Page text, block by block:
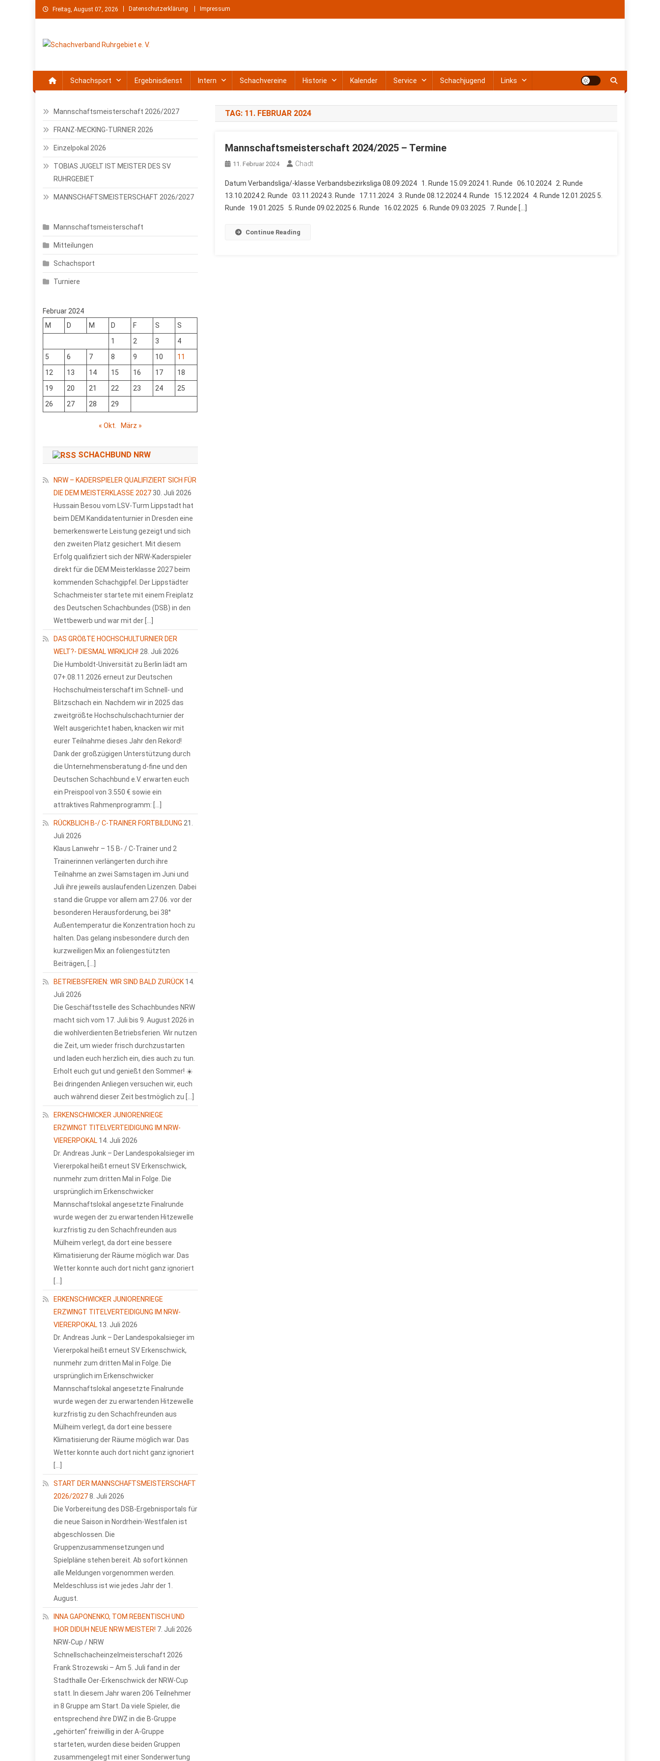
Skip
to
Freitag, August 07, 2026 Datenschutzerklärung Impressum
Schachsport Ergebnisdienst Intern Schachvereine Historie Kalender Service Schachjugend Links
TAG: 11. FEBRUAR 2024
Mannschaftsmeisterschaft 2024/2025 – Termine
11. Februar 2024 Chadt
Datum Verbandsliga/-klasse Verbandsbezirksliga 08.09.2024 1. Runde 15.09.2024 1. Runde 06.10.2024 2. Runde
13.10.2024 2. Runde 03.11.2024 3. Runde 17.11.2024 3. Runde 08.12.2024 4. Runde 15.12.2024 4. Runde 12.01.2025 5.
Runde 19.01.2025 5. Runde 09.02.2025 6. Runde 16.02.2025 6. Runde 09.03.2025 7. Runde […]
Continue Reading
Mannschaftsmeisterschaft 2026/2027
FRANZ-MECKING-TURNIER 2026
Einzelpokal 2026
TOBIAS JUGELT IST MEISTER DES SV
RUHRGEBIET
MANNSCHAFTSMEISTERSCHAFT 2026/2027
Mannschaftsmeisterschaft
Mitteilungen
Schachsport
Turniere
Februar 2024
M
D M D F S
S
1
2 3
4
5
6 7 8 9 10
11
12
13 14 15 16 17
18
19
20 21 22 23 24
25
26
27 28 29
« Okt. März »
SCHACHBUND NRW
NRW – KADERSPIELER QUALIFIZIERT SICH FÜR
DIE DEM MEISTERKLASSE 2027 30. Juli 2026
Hussain Besou vom LSV-Turm Lippstadt hat
beim DEM Kandidatenturnier in Dresden eine
bemerkenswerte Leistung gezeigt und sich
den zweiten Platz gesichert. Mit diesem
Erfolg qualifiziert sich der NRW-Kaderspieler
direkt für die DEM Meisterklasse 2027 beim
kommenden Schachgipfel. Der Lippstädter
Schachmeister startete mit einem Freiplatz
des Deutschen Schachbundes (DSB) in den
Wettbewerb und war mit der […]
DAS GRÖßTE HOCHSCHULTURNIER DER
WELT?- DIESMAL WIRKLICH! 28. Juli 2026
Die Humboldt-Universität zu Berlin lädt am
07+.08.11.2026 erneut zur Deutschen
Hochschulmeisterschaft im Schnell- und
Blitzschach ein. Nachdem wir in 2025 das
zweitgrößte Hochschulschachturnier der
Welt ausgerichtet haben, knacken wir mit
eurer Teilnahme dieses Jahr den Rekord!
Dank der großzügigen Unterstützung durch
die Unternehmensberatung d-fine und den
Deutschen Schachbund e.V. erwarten euch
ein Preispool von 3.550 € sowie ein
attraktives Rahmenprogramm: […]
RÜCKBLICH B-/ C-TRAINER FORTBILDUNG 21.
Juli 2026
Klaus Lanwehr – 15 B- / C-Trainer und 2
Trainerinnen verlängerten durch ihre
Teilnahme an zwei Samstagen im Juni und
Juli ihre jeweils auslaufenden Lizenzen. Dabei
stand die Gruppe vor allem am 27.06. vor der
besonderen Herausforderung, bei 38°
Außentemperatur die Konzentration hoch zu
halten. Das gelang insbesondere durch den
kurzweiligen Mix an foliengestützten
Beiträgen, […]
BETRIEBSFERIEN: WIR SIND BALD ZURÜCK 14.
Juli 2026
Die Geschäftsstelle des Schachbundes NRW
macht sich vom 17. Juli bis 9. August 2026 in
die wohlverdienten Betriebsferien. Wir nutzen
die Zeit, um wieder frisch durchzustarten
und laden euch herzlich ein, dies auch zu tun.
Erholt euch gut und genießt den Sommer! ☀️
Bei dringenden Anliegen versuchen wir, euch
auch während dieser Zeit bestmöglich zu […]
ERKENSCHWICKER JUNIORENRIEGE
ERZWINGT TITELVERTEIDIGUNG IM NRW-
VIERERPOKAL 14. Juli 2026
Dr. Andreas Junk – Der Landespokalsieger im
Viererpokal heißt erneut SV Erkenschwick,
nunmehr zum dritten Mal in Folge. Die
ursprünglich im Erkenschwicker
Mannschaftslokal angesetzte Finalrunde
wurde wegen der zu erwartenden Hitzewelle
kurzfristig zu den Schachfreunden aus
Mülheim verlegt, da dort eine bessere
Klimatisierung der Räume möglich war. Das
Wetter konnte auch dort nicht ganz ignoriert
[…]
ERKENSCHWICKER JUNIORENRIEGE
ERZWINGT TITELVERTEIDIGUNG IM NRW-
VIERERPOKAL 13. Juli 2026
Dr. Andreas Junk – Der Landespokalsieger im
Viererpokal heißt erneut SV Erkenschwick,
nunmehr zum dritten Mal in Folge. Die
ursprünglich im Erkenschwicker
Mannschaftslokal angesetzte Finalrunde
wurde wegen der zu erwartenden Hitzewelle
kurzfristig zu den Schachfreunden aus
Mülheim verlegt, da dort eine bessere
Klimatisierung der Räume möglich war. Das
Wetter konnte auch dort nicht ganz ignoriert
[…]
START DER MANNSCHAFTSMEISTERSCHAFT
2026/20278. Juli 2026
Die Vorbereitung des DSB-Ergebnisportals für
die neue Saison in Nordrhein-Westfalen ist
abgeschlossen. Die
Gruppenzusammensetzungen und
Spielpläne stehen bereit. Ab sofort können
alle Meldungen vorgenommen werden.
Meldeschluss ist wie jedes Jahr der 1.
August.
INNA GAPONENKO, TOM REBENTISCH UND
IHOR DIDUH NEUE NRW MEISTER! 7. Juli 2026
NRW-Cup / NRW
Schnellschacheinzelmeisterschaft 2026
Frank Strozewski – Am 5. Juli fand in der
Stadthalle Oer-Erkenschwick der NRW-Cup
statt. In diesem Jahr waren 206 Teilnehmer
in 8 Gruppe am Start. Da viele Spieler, die
entsprechend ihre DWZ in die B-Gruppe
„gehörten“ freiwillig in der A-Gruppe
starteten, wurden diese beiden Gruppen
zusammengelegt mit einer Sonderwertung